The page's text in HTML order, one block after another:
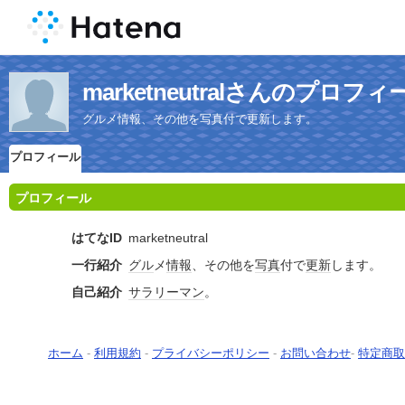
marketneutralさんのプロフィ
グルメ情報、その他を写真付で更新します。
プロフィール
プロフィール
はてなID marketneutral
一行紹介 グルメ情報、その他を写真付で更新します。
自己紹介 サラリーマン。
ホーム - 利用規約 - プライバシーポリシー - お問い合わせ- 特定商